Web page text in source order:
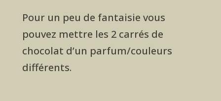
Pour un peu de fantaisie vous
pouvez mettre les 2 carrés de
chocolat d’un parfum/couleurs
différents.